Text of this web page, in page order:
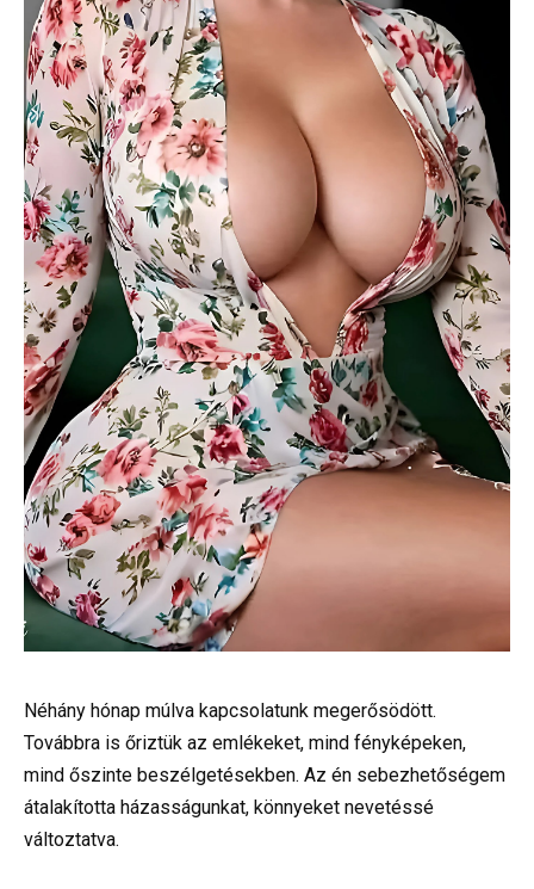
Néhány hónap múlva kapcsolatunk megerősödött.
Továbbra is őriztük az emlékeket, mind fényképeken,
mind őszinte beszélgetésekben. Az én sebezhetőségem
átalakította házasságunkat, könnyeket nevetéssé
változtatva.